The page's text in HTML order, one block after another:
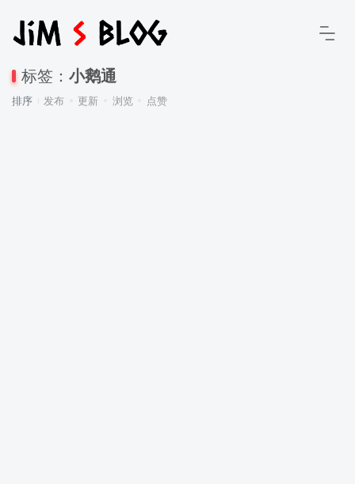
标签： 小鹅通
排序 发布 更新 浏览 点赞